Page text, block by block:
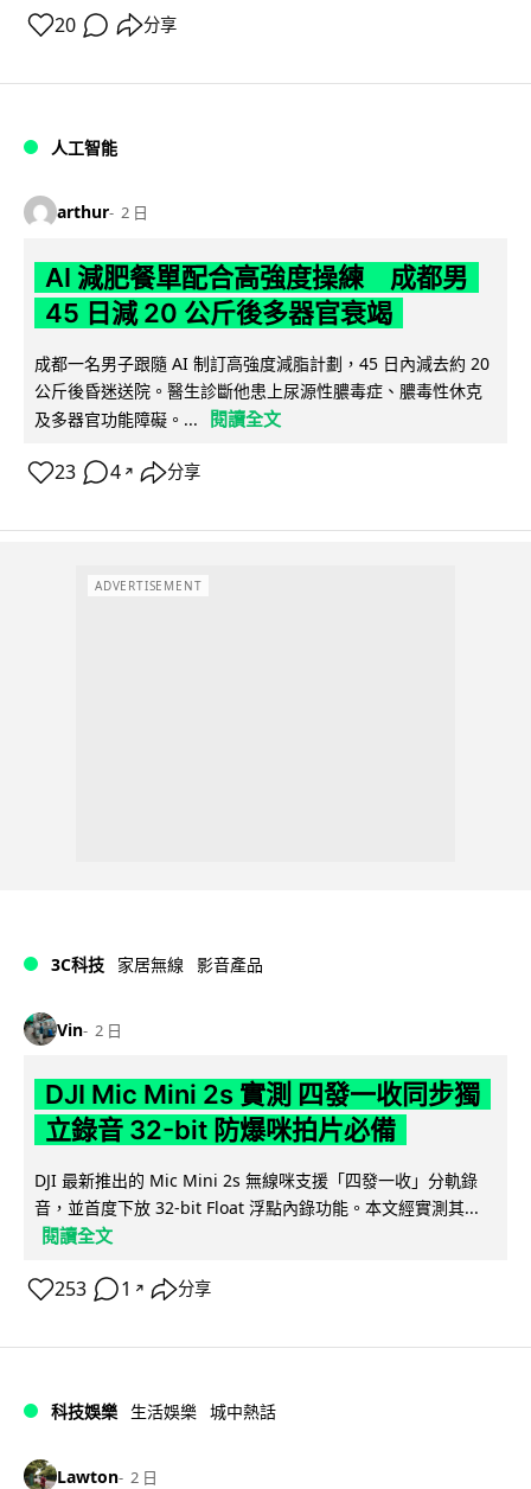
20 分享
人工智能
arthur 2 日
AI 減肥餐單配合高強度操練 成都男
45 日減 20 公斤後多器官衰竭
成都一名男子跟隨 AI 制訂高強度減脂計劃，45 日內減去約 20
公斤後昏迷送院。醫生診斷他患上尿源性膿毒症、膿毒性休克
及多器官功能障礙。...
閱讀全文
23 4 ↗ 分享
ADVERTISEMENT
3C科技 家居無線 影音產品
Vin 2 日
DJI Mic Mini 2s 實測 四發一收同步獨
立錄音 32-bit 防爆咪拍片必備
DJI 最新推出的 Mic Mini 2s 無線咪支援「四發一收」分軌錄
音，並首度下放 32-bit Float 浮點內錄功能。本文經實測其...
閱讀全文
253 1 ↗ 分享
科技娛樂 生活娛樂 城中熱話
Lawton 2 日